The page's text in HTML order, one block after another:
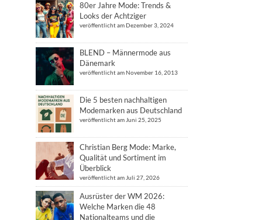
80er Jahre Mode: Trends &
Looks der Achtziger
veröffentlicht am Dezember 3, 2024
BLEND – Männermode aus
Dänemark
veröffentlicht am November 16, 2013
Die 5 besten nachhaltigen
Modemarken aus Deutschland
veröffentlicht am Juni 25, 2025
Christian Berg Mode: Marke,
Qualität und Sortiment im
Überblick
veröffentlicht am Juli 27, 2026
Ausrüster der WM 2026:
Welche Marken die 48
Nationalteams und die